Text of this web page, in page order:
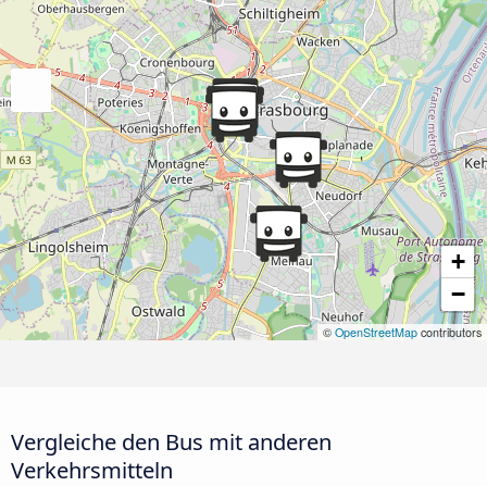
+
−
© OpenStreetMap contributors
Vergleiche den Bus mit anderen
Verkehrsmitteln